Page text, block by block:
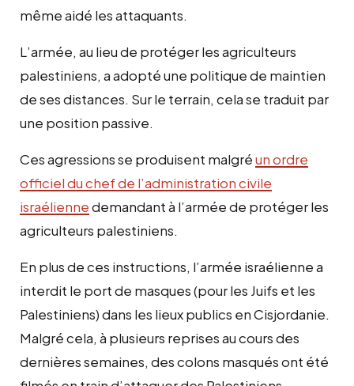
même aidé les attaquants.
L’armée, au lieu de protéger les agriculteurs
palestiniens, a adopté une politique de maintien
de ses distances. Sur le terrain, cela se traduit par
une position passive.
Ces agressions se produisent malgréun ordre
officiel du chef de l’administration civile
israéliennedemandant à l’armée de protéger les
agriculteurs palestiniens.
En plus de ces instructions, l’armée israélienne a
interdit le port de masques (pour les Juifs et les
Palestiniens) dans les lieux publics en Cisjordanie.
Malgré cela, à plusieurs reprises au cours des
dernières semaines, des colons masqués ont été